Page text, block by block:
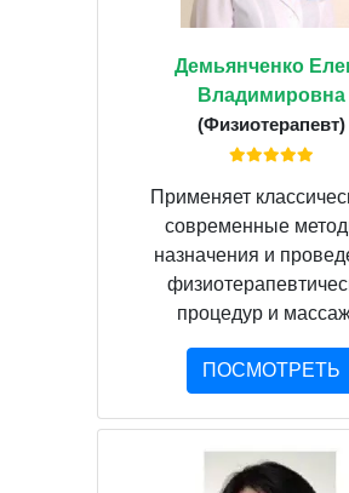
Демьянченко
Владимировна
(Физиотерапевт)
Применяет
современные
назначения и
процедур и
ПОСМОТРЕТЬ